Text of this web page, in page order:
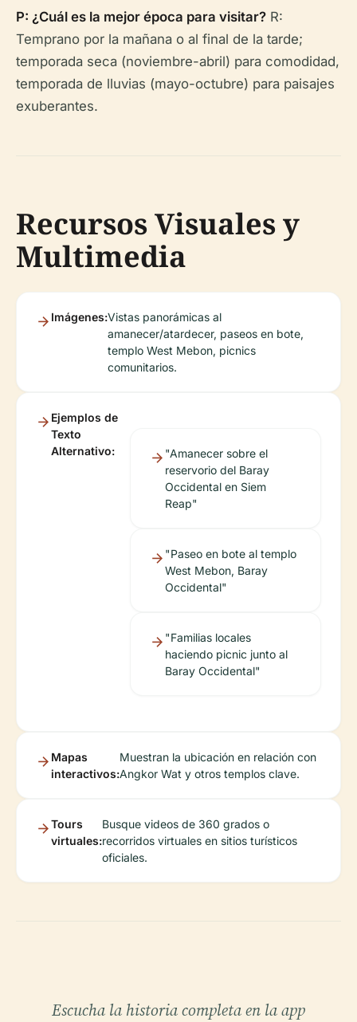
P: ¿Cuál es la mejor época para visitar? R:
Temprano por la mañana o al final de la tarde;
temporada seca (noviembre-abril) para comodidad,
temporada de lluvias (mayo-octubre) para paisajes
exuberantes.
Recursos Visuales y
Multimedia
Imágenes:Vistas panorámicas al
amanecer/atardecer, paseos en bote,
templo West Mebon, picnics
comunitarios.
Ejemplos de
Texto
Alternativo:
"Amanecer sobre el
reservorio del Baray
Occidental en Siem
Reap"
"Paseo en bote al templo
West Mebon, Baray
Occidental"
"Familias locales
haciendo picnic junto al
Baray Occidental"
Mapas
interactivos:
Muestran la ubicación en relación con
Angkor Wat y otros templos clave.
Tours
virtuales:
Busque videos de 360 grados o
recorridos virtuales en sitios turísticos
oficiales.
Escucha la historia completa en la app